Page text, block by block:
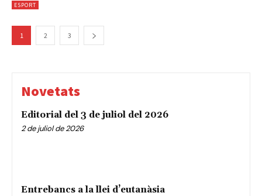
ESPORT
1 2 3
Novetats
Editorial del 3 de juliol del 2026
2 de juliol de 2026
Entrebancs a la llei d’eutanàsia